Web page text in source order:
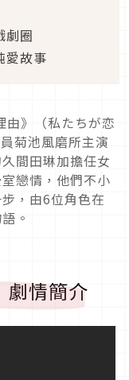
劇圈
愛故事
由》（私たちが恋
菊池風磨所主演
間田琳加擔任女
戀情，他們不小
，由6位角色在
。
劇情簡介